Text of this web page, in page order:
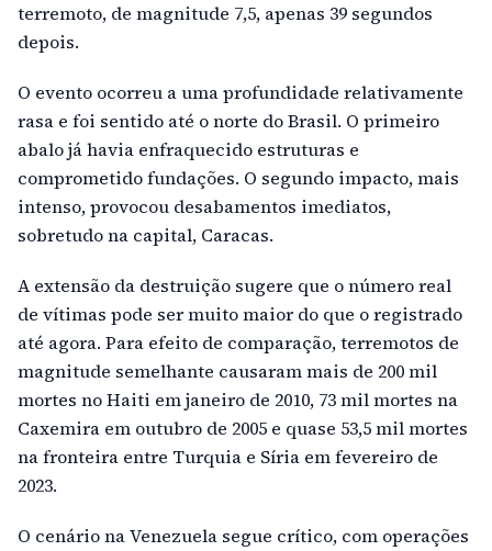
terremoto, de magnitude 7,5, apenas 39 segundos
depois.
O evento ocorreu a uma profundidade relativamente
rasa e foi sentido até o norte do Brasil. O primeiro
abalo já havia enfraquecido estruturas e
comprometido fundações. O segundo impacto, mais
intenso, provocou desabamentos imediatos,
sobretudo na capital, Caracas.
A extensão da destruição sugere que o número real
de vítimas pode ser muito maior do que o registrado
até agora. Para efeito de comparação, terremotos de
magnitude semelhante causaram mais de 200 mil
mortes no Haiti em janeiro de 2010, 73 mil mortes na
Caxemira em outubro de 2005 e quase 53,5 mil mortes
na fronteira entre Turquia e Síria em fevereiro de
2023.
O cenário na Venezuela segue crítico, com operações